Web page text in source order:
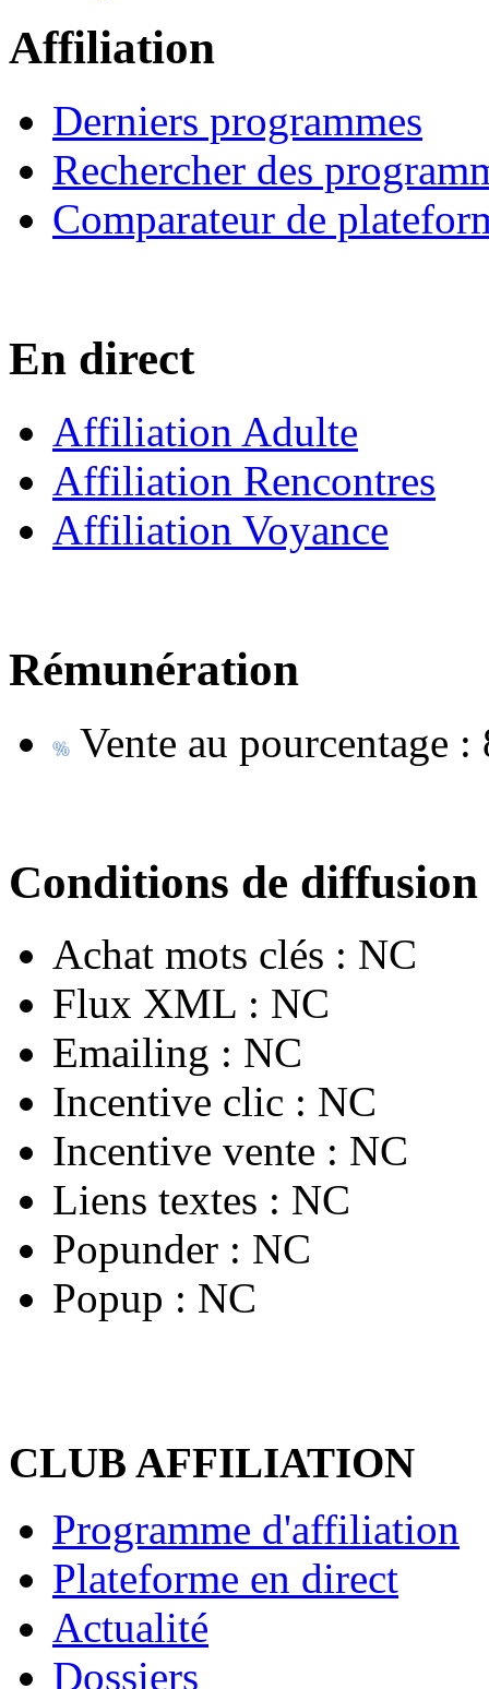
Affiliation
Derniers programmes
Rechercher des
Comparateur de
En direct
Affiliation Adulte
Affiliation Rencontres
Affiliation Voyance
Rémunération
Vente au pourcentage :
Conditions de diffusion
Achat mots clés : NC
Flux XML : NC
Emailing : NC
Incentive clic : NC
Incentive vente : NC
Liens textes : NC
Popunder : NC
Popup : NC
CLUB AFFILIATION
Programme d'affiliation
Plateforme en direct
Actualité
Dossiers